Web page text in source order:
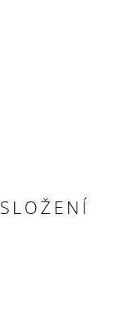
SLOŽENÍ